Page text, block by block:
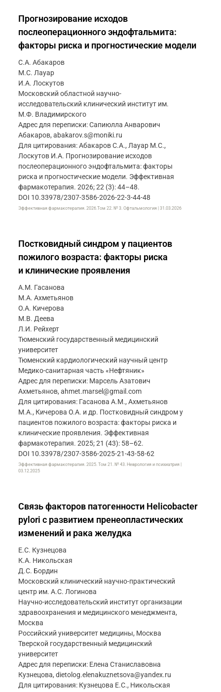
Прогнозирование исходов
послеоперационного эндофтальмита:
факторы риска и прогностические модели
С.А. Абакаров
М.С. Лауар
И.А. Лоскутов
Московский областной научно-
исследовательский клинический институт им.
М.Ф. Владимирского
Адрес для переписки: Сапиюлла Анварович
Абакаров, abakarov.s@moniki.ru
Для цитирования: Абакаров С.А., Лауар М.С.,
Лоскутов И.А. Прогнозирование исходов
послеоперационного эндофтальмита: факторы
риска и прогностические модели. Эффективная
фармакотерапия. 2026; 22 (3): 44–48.
DOI 10.33978/2307-3586-2026-22-3-44-48
Эффективная фармакотерапия. 2026.Том 22. № 3. Офтальмология | 31.03.2026
Постковидный синдром у пациентов
пожилого возраста: факторы риска
и клинические проявления
А.М. Гасанова
М.А. Ахметьянов
О.А. Кичерова
М.В. Деева
Л.И. Рейхерт
Тюменский государственный медицинский
университет
Тюменский кардиологический научный центр
Медико-санитарная часть «Нефтяник»
Адрес для переписки: Марсель Азатович
Ахметьянов, ahmet.marsel@gmail.com
Для цитирования: Гасанова А.М., Ахметьянов
М.А., Кичерова О.А. и др. Постковидный синдром у
пациентов пожилого возраста: факторы риска и
клинические проявления. Эффективная
фармакотерапия. 2025; 21 (43): 58–62.
DOI 10.33978/2307-3586-2025-21-43-58-62
Эффективная фармакотерапия. 2025. Том 21. № 43. Неврология и психиатрия |
03.12.2025
Связь факторов патогенности Helicobacter
pylori с развитием пренеопластических
изменений и рака желудка
Е.С. Кузнецова
К.А. Никольская
Д.С. Бордин
Московский клинический научно-практический
центр им. А.С. Логинова
Научно-исследовательский институт организации
здравоохранения и медицинского менеджмента,
Москва
Российский университет медицины, Москва
Тверской государственный медицинский
университет
Адрес для переписки: Елена Станиславовна
Кузнецова, dietolog.elenakuznetsova@yandex.ru
Для цитирования: Кузнецова Е.С., Никольская